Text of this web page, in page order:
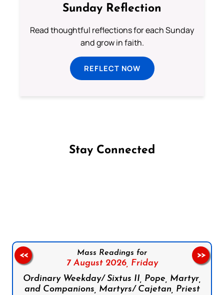
Sunday Reflection
Read thoughtful reflections for each Sunday
and grow in faith.
REFLECT NOW
Stay Connected
Mass Readings for
7 August 2026, Friday
Ordinary Weekday/ Sixtus II, Pope, Martyr,
and Companions, Martyrs/ Cajetan, Priest
<< >>